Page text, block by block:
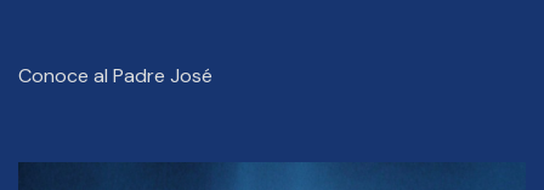
Conoce al Padre José